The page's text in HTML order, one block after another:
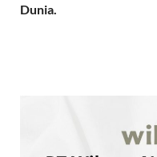
Dunia.